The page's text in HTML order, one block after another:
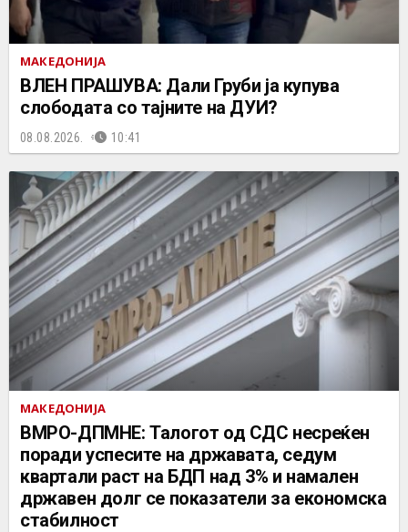
МАКЕДОНИЈА
ВЛЕН ПРАШУВА: Дали Груби ја купува
слободата со тајните на ДУИ?
08.08.2026. 10:41
МАКЕДОНИЈА
ВМРО-ДПМНЕ: Талогот од СДС несреќен
поради успесите на државата, седум
квартали раст на БДП над 3% и намален
државен долг се показатели за економска
стабилност